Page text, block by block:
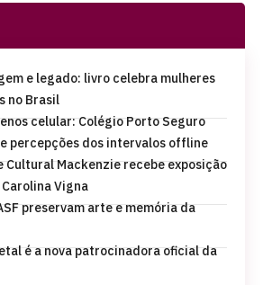
e legado: livro celebra mulheres
no Brasil
celular: Colégio Porto Seguro
percepções dos intervalos offline
Cultural Mackenzie recebe exposição
Vigna
preservam arte e memória da
é a nova patrocinadora oficial da